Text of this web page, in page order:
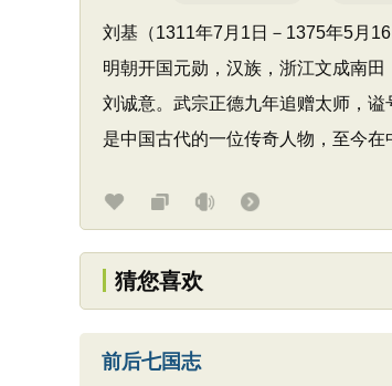
刘基（1311年7月1日－1375年5月
明朝开国元勋，汉族，浙江文成南
刘诚意。武宗正德九年追赠太师，
是中国古代的一位传奇人物，至今
猜您喜欢
前后七国志